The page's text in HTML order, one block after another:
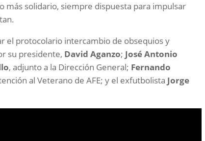
más solidario, siempre dispuesta para impulsar
el protocolario intercambio de obsequios y
su presidente, David Aganzo; José Antonio
, adjunto a la Dirección General; Fernando
al Veterano de AFE; y el exfutbolista Jorge